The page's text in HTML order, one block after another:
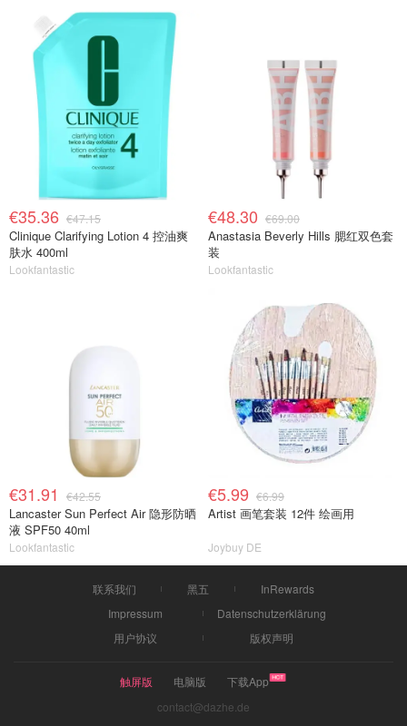
€35.36 €47.15
Clinique Clarifying Lotion 4 控油爽
肤水 400ml
Lookfantastic
€48.30 €69.00
Anastasia Beverly Hills 腮红双色套
装
Lookfantastic
€31.91 €42.55
Lancaster Sun Perfect Air 隐形防晒
液 SPF50 40ml
Lookfantastic
€5.99 €6.99
Artist 画笔套装 12件 绘画用
Joybuy DE
联系我们 黑五
InRewards
Impressum
Datenschutzerklärung
用户协议
版权声明
触屏版 电脑版
下载App
contact@dazhe.de